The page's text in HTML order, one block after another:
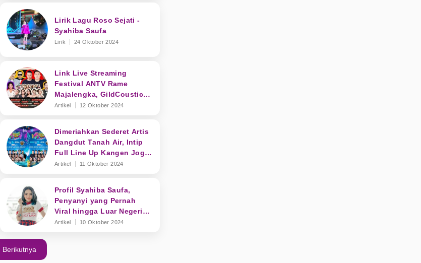
Lirik Lagu Roso Sejati -
Syahiba Saufa
Lirik 24 Oktober 2024
Link Live Streaming
Festival ANTV Rame
Majalengka, GildCoustic
hingga Syahiba Saufa
Artikel 12 Oktober 2024
Dimeriahkan Sederet Artis
Dangdut Tanah Air, Intip
Full Line Up Kangen Joget
ANTV Majalengka
Artikel 11 Oktober 2024
Profil Syahiba Saufa,
Penyanyi yang Pernah
Viral hingga Luar Negeri
Akan Tampil di Kangen
Artikel 10 Oktober 2024
Berikutnya